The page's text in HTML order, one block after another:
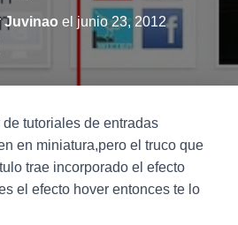
D
Juvinao el junio 23, 2012
tutoriales de entradas
en miniatura,pero el truco que
trae incorporado el efecto
el efecto hover entonces te lo